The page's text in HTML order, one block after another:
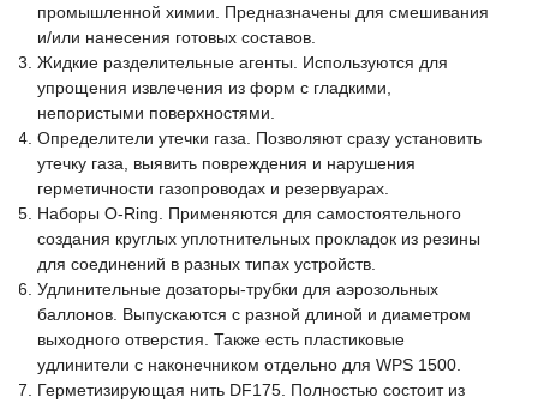
промышленной химии. Предназначены для смешивания
и/или нанесения готовых составов.
Жидкие разделительные агенты. Используются для
упрощения извлечения из форм с гладкими,
непористыми поверхностями.
Определители утечки газа. Позволяют сразу установить
утечку газа, выявить повреждения и нарушения
герметичности газопроводах и резервуарах.
Наборы O-Ring. Применяются для самостоятельного
создания круглых уплотнительных прокладок из резины
для соединений в разных типах устройств.
Удлинительные дозаторы-трубки для аэрозольных
баллонов. Выпускаются с разной длиной и диаметром
выходного отверстия. Также есть пластиковые
удлинители с наконечником отдельно для WPS 1500.
Герметизирующая нить DF175. Полностью состоит из